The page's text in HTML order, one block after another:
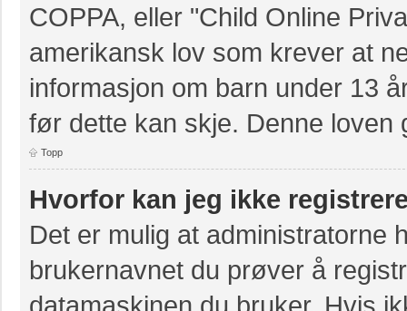
COPPA, eller "Child Online
amerikansk lov som krever at
informasjon om barn under 13
før dette kan skje. Denne
Topp
Hvorfor kan jeg ikke
Det er mulig at administratorne
brukernavnet du prøver å
datamaskinen du bruker. Hvis